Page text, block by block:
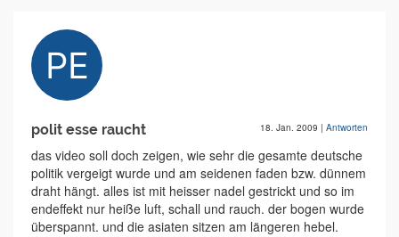
polit esse raucht 18. Jan. 2009 | Antworten
das video soll doch zeigen, wie sehr die gesamte deutsche
politik vergeigt wurde und am seidenen faden bzw. dünnem
draht hängt. alles ist mit heisser nadel gestrickt und so im
endeffekt nur heiße luft, schall und rauch. der bogen wurde
überspannt. und die asiaten sitzen am längeren hebel.